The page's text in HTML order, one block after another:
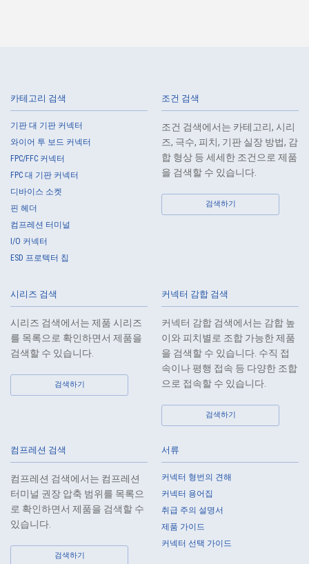
고온 적합 Z-Move
IMSA-10149B-04Y917
IMSA-10149B-02Y917
카테고리 검색
기판 대 기판 커넥터
와이어 투 보드 커넥터
FPC/FFC 커넥터
FPC 대 기판 커넥터
디바이스 소켓
핀 헤더
컴프레션 터미널
I/O 커넥터
ESD 프로텍터 칩
조건 검색
조건 검색에서는 카테고리, 시리
즈, 극수, 피치, 기판 실장 방법, 감
합 형상 등 세세한 조건으로 제품
을 검색할 수 있습니다.
검색하기
시리즈 검색
시리즈 검색에서는 제품 시리즈
를 목록으로 확인하면서 제품을
검색할 수 있습니다.
검색하기
커넥터 감합 검색
커넥터 감합 검색에서는 감합 높
이와 피치별로 조합 가능한 제품
을 검색할 수 있습니다. 수직 접
속이나 평행 접속 등 다양한 조합
으로 접속할 수 있습니다.
검색하기
컴프레션 검색
컴프레션 검색에서는 컴프레션
터미널 권장 압축 범위를 목록으
로 확인하면서 제품을 검색할 수
있습니다.
검색하기
서류
커넥터 형번의 견해
커넥터 용어집
취급 주의 설명서
제품 가이드
커넥터 선택 가이드